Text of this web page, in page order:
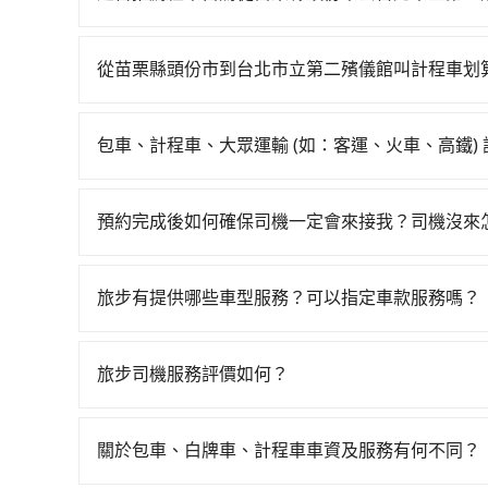
用15分鐘出站、等待車站前排班的計程車，搭上
難度是雙北大城市的200倍。縱使幸運攔到一輛小
還不馬上來預約tripool！如果你是獨自一人乘車
費，小轎車如Toyota Yaris、Nissan Kicks，一
北市立第二殯儀館，不然就是需要一次租用多天
從苗栗縣頭份市到台北市立第二殯儀館叫計程車划
近的計程車隊，如616車行、頭份永康車行、風翼
加上苗栗縣有些計程車司機不按錶計費，約有
包車、計程車、大眾運輸 (如：客運、火車、高鐵)
程車最貴，而大眾運輸通常較便宜。 行程：需多
可選用大眾運輸。 便利性：需要便利性和方便性
預約完成後如何確保司機一定會來接我？司機沒來
提供司機的姓名、電話、車牌、車型等資訊，如
旅步有提供哪些車型服務？可以指定車款服務嗎？
專人回覆您。
旅步司機服務評價如何？
程更加順暢和舒適。」
關於包車、白牌車、計程車車資及服務有何不同？